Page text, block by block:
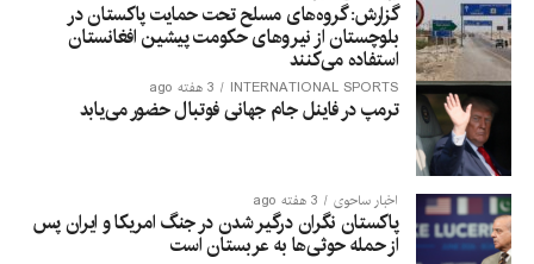
گزارش: گروه‌های مسلح تحت حمایت پاکستان در
بلوچستان از نیروهای حکومت پیشین افغانستان
استفاده می‌کنند
INTERNATIONAL SPORTS 3 هفته ago
ترمپ در فاینل جام جهانی فوتبال حضور می‌یابد
اخبار ساحوی 3 هفته ago
پاکستان نگران درگیر شدن در جنگ امریکا و ایران پس
از حمله حوثی‌ها به عربستان است